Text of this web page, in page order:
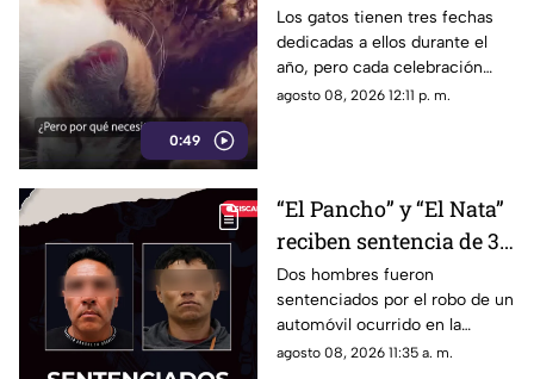
0:49
fechas del año en que
se celebra a los felinos
Los gatos tienen tres fechas
dedicadas a ellos durante el
año, pero cada celebración
surgió por motivos diferentes.
agosto 08, 2026 12:11 p. m.
“El Pancho” y “El Nata”
reciben sentencia de 3
años por robar un
vehículo en la colonia
Fundadores III
Dos hombres fueron
sentenciados por el robo de un
automóvil ocurrido en la
colonia Fundadores III; ambos
agosto 08, 2026 11:35 a. m.